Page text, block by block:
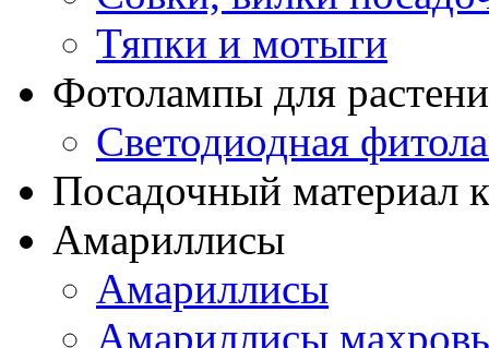
Тяпки и мотыги
Фотолампы для
Светодиодная
Посадочный материал
Амариллисы
Амариллисы
Амариллисы